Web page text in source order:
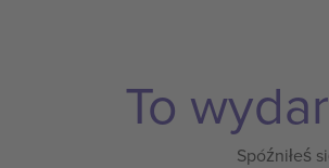
To
Spóźniłeś